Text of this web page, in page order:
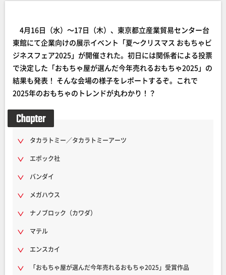
4月16日（水）～17日（木）、東京都立産業貿易センター台
東館にて企業向けの展示イベント「夏～クリスマス おもちゃビ
ジネスフェア2025」が開催された。初日には関係者による投票
で決定した「おもちゃ屋が選んだ今年売れるおもちゃ2025」の
結果も発表！ そんな会場の様子をレポートするぞ。これで
2025年のおもちゃのトレンドが丸わかり！？
タカラトミー／タカラトミーアーツ
エポック社
バンダイ
メガハウス
ナノブロック（カワダ）
マテル
エンスカイ
「おもちゃ屋が選んだ今年売れるおもちゃ2025」受賞作品